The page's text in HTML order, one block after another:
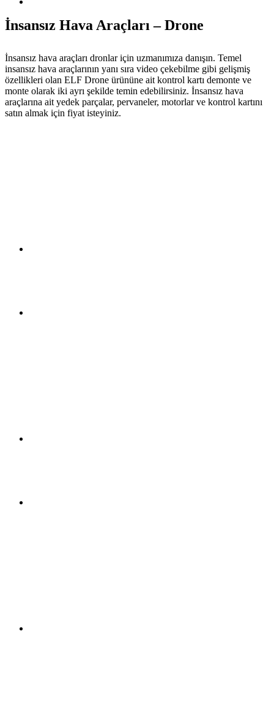
İnsansız Hava Araçları – Drone
İnsansız hava araçları dronlar için uzmanımıza danışın. Temel
insansız hava araçlarının yanı sıra video çekebilme gibi gelişmiş
özellikleri olan ELF Drone ürününe ait kontrol kartı demonte ve
monte olarak iki ayrı şekilde temin edebilirsiniz. İnsansız hava
araçlarına ait yedek parçalar, pervaneler, motorlar ve kontrol kartını
satın almak için fiyat isteyiniz.